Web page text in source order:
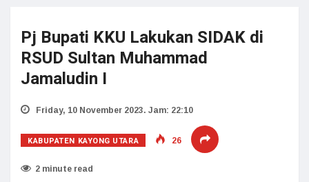
Pj Bupati KKU Lakukan SIDAK di
RSUD Sultan Muhammad
Jamaludin I
Friday, 10 November 2023. Jam: 22:10
KABUPATEN KAYONG UTARA 26
2 minute read